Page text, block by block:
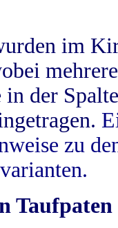
im
der
zu
Taufpaten